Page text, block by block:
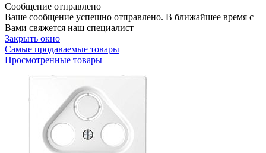
Сообщение отправлено
Ваше сообщение успешно отправлено. В ближайшее время с
Вами свяжется наш специалист
Закрыть окно
Самые продаваемые товары
Просмотренные товары